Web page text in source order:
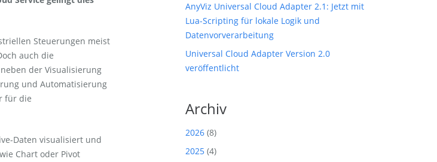
Steuerungen meist
auch die
der Visualisierung
und Automatisierung
für die
Daten visualisiert und
Chart oder Pivot
AnyViz Universal Cloud Adapter 2.1: Jetzt mit
Lua-Scripting für lokale Logik und
Datenvorverarbeitung
Universal Cloud Adapter Version 2.0
veröffentlicht
Archiv
2026(8)
2025(4)